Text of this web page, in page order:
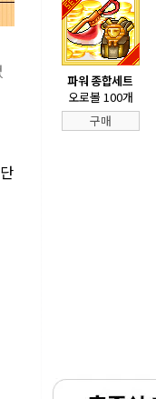
파워 종합세트
오로볼 100개
구매